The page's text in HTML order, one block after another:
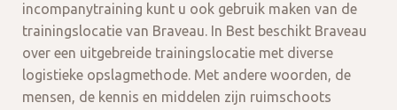
incompanytraining kunt u ook gebruik maken van de
trainingslocatie van Braveau. In Best beschikt Braveau
over een uitgebreide trainingslocatie met diverse
logistieke opslagmethode. Met andere woorden, de
mensen, de kennis en middelen zijn ruimschoots